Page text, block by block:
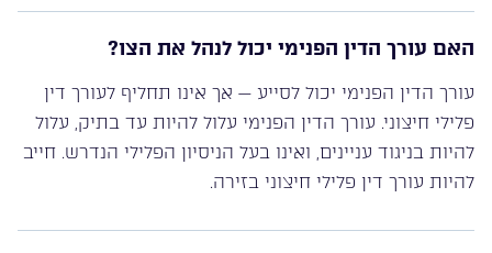
האם עורך הדין הפנימי יכול לנהל את הצו?
עורך הדין הפנימי יכול לסייע — אך אינו תחליף לעורך דין
פלילי חיצוני. עורך הדין הפנימי עלול להיות עד בתיק, עלול
להיות בניגוד עניינים, ואינו בעל הניסיון הפלילי הנדרש. חייב
להיות עורך דין פלילי חיצוני בזירה.